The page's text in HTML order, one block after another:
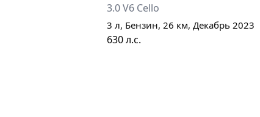
3.0 V6 Cello
3 л, Бензин, 26 км, Декабрь 2023
630л.с.